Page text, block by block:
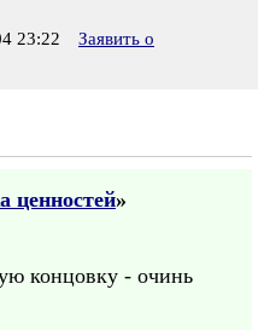
23:22
Заявить о
ценностей»
концовку - очинь